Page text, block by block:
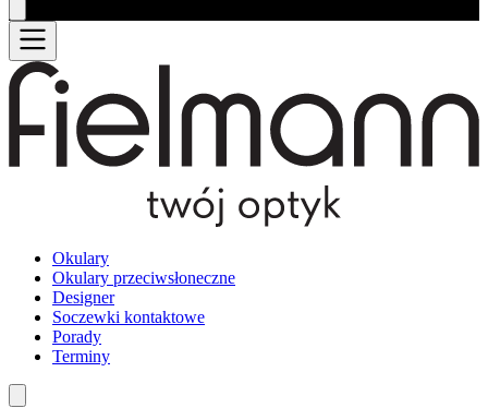
Okulary
Okulary przeciwsłoneczne
Designer
Soczewki kontaktowe
Porady
Terminy